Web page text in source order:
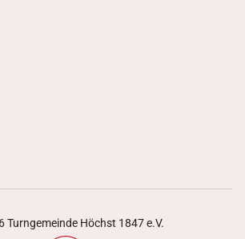
Turngemeinde Höchst 1847 e.V.